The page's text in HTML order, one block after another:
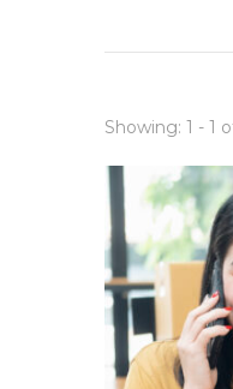
Showing: 1 - 1